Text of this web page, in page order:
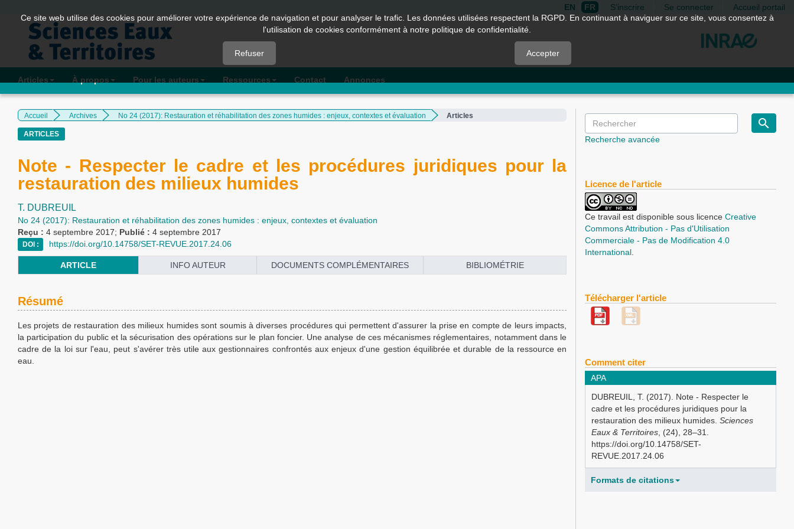
Quick
jump
page
content
Navigation
Main
Content
EN FR S'inscrire Se connecter Accueil portail
Articles À propos Pour les auteurs Ressources Contact Annonces
Accueil Archives No 24 (2017): Restauration et réhabilitation des zones humides : enjeux, contextes et évaluation Articles
ARTICLES
Note - Respecter le cadre et les procédures juridiques pour la
restauration des milieux humides
T. DUBREUIL
No 24 (2017): Restauration et réhabilitation des zones humides : enjeux, contextes et évaluation
Reçu : 4 septembre 2017; Publié : 4 septembre 2017
DOI : https://doi.org/10.14758/SET-REVUE.2017.24.06
ARTICLE INFO AUTEUR DOCUMENTS COMPLÉMENTAIRES BIBLIOMÉTRIE
Résumé
Les projets de restauration des milieux humides sont soumis à diverses procédures qui permettent d'assurer la prise en compte de leurs impacts,
la participation du public et la sécurisation des opérations sur le plan foncier. Une analyse de ces mécanismes réglementaires, notamment dans le
cadre de la loi sur l'eau, peut s'avérer très utile aux gestionnaires confrontés aux enjeux d'une gestion équilibrée et durable de la ressource en
eau.
Recherche avancée
Licence de l'article
Ce travail est disponible sous licenceCreative
Commons Attribution - Pas d'Utilisation
Commerciale - Pas de Modification 4.0
International
Télécharger l'article
Comment citer
APA
DUBREUIL, T. (2017). Note - Respecter le
cadre et les procédures juridiques pour la
restauration des milieux humides.Sciences
Eaux & Territoires , (24), 28–31.
https://doi.org/10.14758/SET-
REVUE.2017.24.06
Formats de citations
Ce site web utilise des cookies pour améliorer votre expérience de navigation et pour analyser le trafic. Les données utilisées respectent la RGPD. En continuant à naviguer sur ce site, vous consentez à
l'utilisation de cookies conformément à notre politique de confidentialité.
Refuser Accepter